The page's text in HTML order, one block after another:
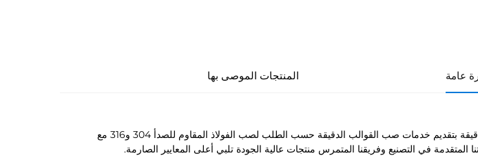
عامة المنتجات الموصى بها
تفخر شركة رونبينغ للتجهيزات الدقيقة بتقديم خدمات صب القوالب الدقيقة حسب الطلب لصب الفولاذ المقاوم للصدأ 304 و316 مع